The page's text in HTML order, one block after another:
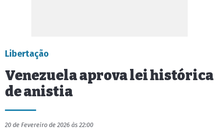
Libertação
Venezuela aprova lei histórica
de anistia
20 de Fevereiro de 2026 às 22:00